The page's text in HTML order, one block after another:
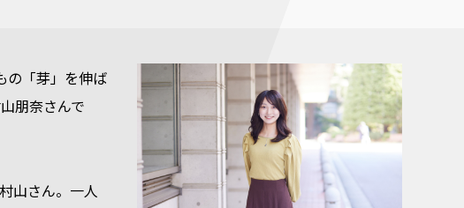
の「芽」を伸ば
朋奈さんで
山さん。一人